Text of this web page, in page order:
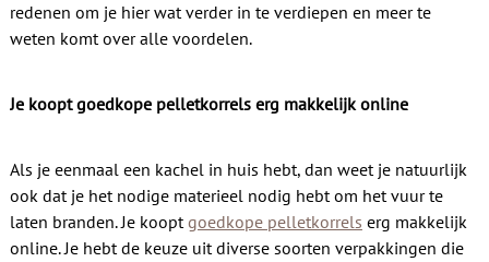
Open haard
Links
redenen om je hier wat verder in te verdiepen en meer te
weten komt over alle voordelen.
Je koopt goedkope pelletkorrels erg makkelijk online
Als je eenmaal een kachel in huis hebt, dan weet je natuurlijk
ook dat je het nodige materieel nodig hebt om het vuur te
laten branden. Je kooptgoedkope pelletkorrels erg makkelijk
online. Je hebt de keuze uit diverse soorten verpakkingen die